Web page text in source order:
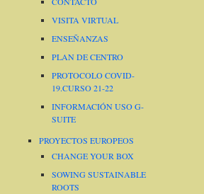
VISITA VIRTUAL
ENSEÑANZAS
PLAN DE CENTRO
PROTOCOLO COVID-
19.CURSO 21-22
INFORMACIÓN USO G-
SUITE
PROYECTOS EUROPEOS
CHANGE YOUR BOX
SOWING SUSTAINABLE
ROOTS